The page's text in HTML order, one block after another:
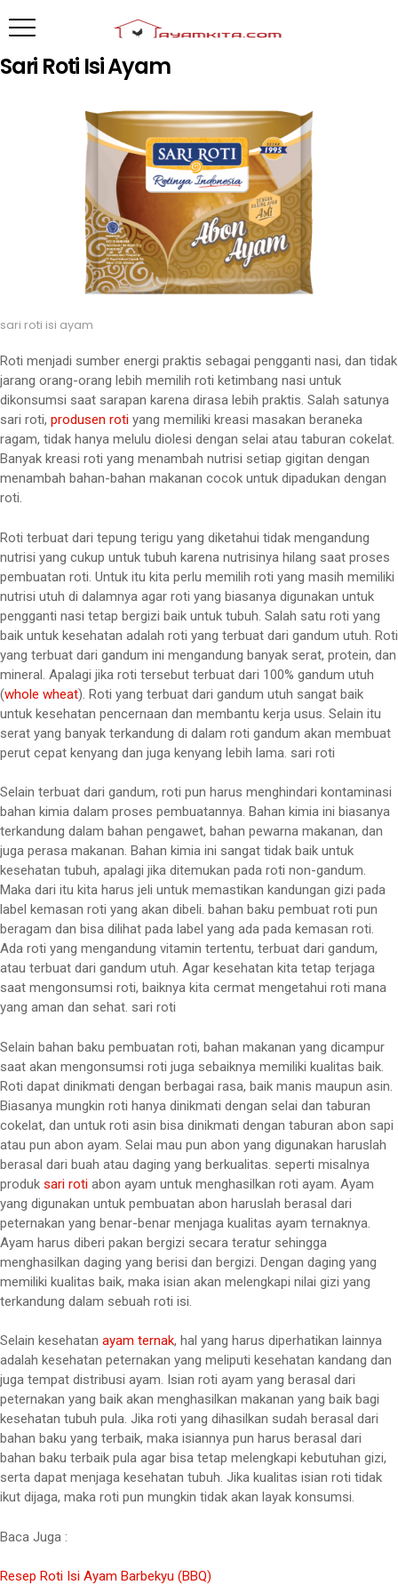
Sari Roti Isi Ayam
sari roti isi ayam
Roti menjadi sumber energi praktis sebagai pengganti nasi, dan tidak
jarang orang-orang lebih memilih roti ketimbang nasi untuk
dikonsumsi saat sarapan karena dirasa lebih praktis. Salah satunya
sari roti, produsen roti yang memiliki kreasi masakan beraneka
ragam, tidak hanya melulu diolesi dengan selai atau taburan cokelat.
Banyak kreasi roti yang menambah nutrisi setiap gigitan dengan
menambah bahan-bahan makanan cocok untuk dipadukan dengan
roti.
Roti terbuat dari tepung terigu yang diketahui tidak mengandung
nutrisi yang cukup untuk tubuh karena nutrisinya hilang saat proses
pembuatan roti. Untuk itu kita perlu memilih roti yang masih memiliki
nutrisi utuh di dalamnya agar roti yang biasanya digunakan untuk
pengganti nasi tetap bergizi baik untuk tubuh. Salah satu roti yang
baik untuk kesehatan adalah roti yang terbuat dari gandum utuh. Roti
yang terbuat dari gandum ini mengandung banyak serat, protein, dan
mineral. Apalagi jika roti tersebut terbuat dari 100% gandum utuh
(whole wheat). Roti yang terbuat dari gandum utuh sangat baik
untuk kesehatan pencernaan dan membantu kerja usus. Selain itu
serat yang banyak terkandung di dalam roti gandum akan membuat
perut cepat kenyang dan juga kenyang lebih lama. sari roti
Selain terbuat dari gandum, roti pun harus menghindari kontaminasi
bahan kimia dalam proses pembuatannya. Bahan kimia ini biasanya
terkandung dalam bahan pengawet, bahan pewarna makanan, dan
juga perasa makanan. Bahan kimia ini sangat tidak baik untuk
kesehatan tubuh, apalagi jika ditemukan pada roti non-gandum.
Maka dari itu kita harus jeli untuk memastikan kandungan gizi pada
label kemasan roti yang akan dibeli. bahan baku pembuat roti pun
beragam dan bisa dilihat pada label yang ada pada kemasan roti.
Ada roti yang mengandung vitamin tertentu, terbuat dari gandum,
atau terbuat dari gandum utuh. Agar kesehatan kita tetap terjaga
saat mengonsumsi roti, baiknya kita cermat mengetahui roti mana
yang aman dan sehat. sari roti
Selain bahan baku pembuatan roti, bahan makanan yang dicampur
saat akan mengonsumsi roti juga sebaiknya memiliki kualitas baik.
Roti dapat dinikmati dengan berbagai rasa, baik manis maupun asin.
Biasanya mungkin roti hanya dinikmati dengan selai dan taburan
cokelat, dan untuk roti asin bisa dinikmati dengan taburan abon sapi
atau pun abon ayam. Selai mau pun abon yang digunakan haruslah
berasal dari buah atau daging yang berkualitas. seperti misalnya
produk sari roti abon ayam untuk menghasilkan roti ayam. Ayam
yang digunakan untuk pembuatan abon haruslah berasal dari
peternakan yang benar-benar menjaga kualitas ayam ternaknya.
Ayam harus diberi pakan bergizi secara teratur sehingga
menghasilkan daging yang berisi dan bergizi. Dengan daging yang
memiliki kualitas baik, maka isian akan melengkapi nilai gizi yang
terkandung dalam sebuah roti isi.
Selain kesehatan ayam ternak, hal yang harus diperhatikan lainnya
adalah kesehatan peternakan yang meliputi kesehatan kandang dan
juga tempat distribusi ayam. Isian roti ayam yang berasal dari
peternakan yang baik akan menghasilkan makanan yang baik bagi
kesehatan tubuh pula. Jika roti yang dihasilkan sudah berasal dari
bahan baku yang terbaik, maka isiannya pun harus berasal dari
bahan baku terbaik pula agar bisa tetap melengkapi kebutuhan gizi,
serta dapat menjaga kesehatan tubuh. Jika kualitas isian roti tidak
ikut dijaga, maka roti pun mungkin tidak akan layak konsumsi.
Baca Juga :
Resep Roti Isi Ayam Barbekyu (BBQ)